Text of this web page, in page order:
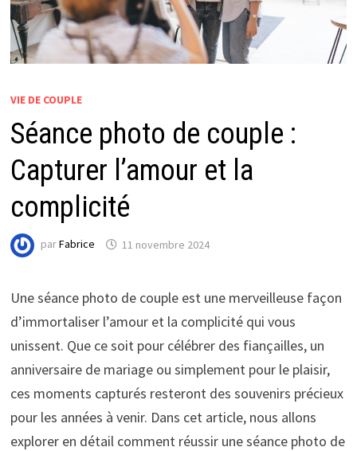
VIE DE COUPLE
Séance photo de couple :
Capturer l’amour et la
complicité
parFabrice 11 novembre 2024
Une séance photo de couple est une merveilleuse façon
d’immortaliser l’amour et la complicité qui vous
unissent. Que ce soit pour célébrer des fiançailles, un
anniversaire de mariage ou simplement pour le plaisir,
ces moments capturés resteront des souvenirs précieux
pour les années à venir. Dans cet article, nous allons
explorer en détail comment réussir une séance photo de